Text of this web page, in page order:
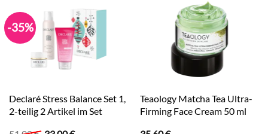
-35%
Declaré Stress Balance Set 1,
2-teilig 2 Artikel im Set
Teaology Matcha Tea Ultra-
Firming Face Cream 50 ml